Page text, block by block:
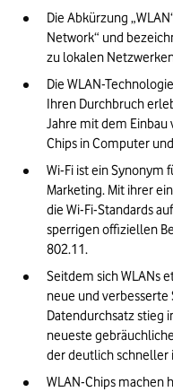
Die Abkürzung
Network“ und
zu lokalen
Die WLAN-
Ihren Durchbruch
Jahre mit dem
Chips in Computer
Wi-Fi ist ein Synonym
Marketing. Mit ihrer
die Wi-Fi-Standards
sperrigen offiziellen
802.11.
Seitdem sich WLANs
neue und verbesserte
Datendurchsatz stieg
neueste
der deutlich schneller
WLAN-Chips machen